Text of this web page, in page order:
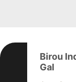
Birou
Gal